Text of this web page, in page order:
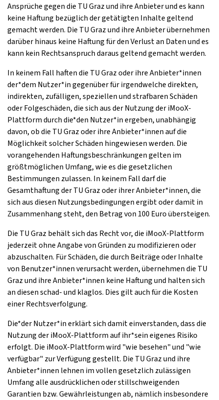
Ansprüche gegen die TU Graz und ihre Anbieter und es kann
keine Haftung bezüglich der getätigten Inhalte geltend
gemacht werden. Die TU Graz und ihre Anbieter übernehmen
darüber hinaus keine Haftung für den Verlust an Daten und es
kann kein Rechtsanspruch daraus geltend gemacht werden.
In keinem Fall haften die TU Graz oder ihre Anbieter*innen
der*dem Nutzer*in gegenüber für irgendwelche direkten,
indirekten, zufälligen, speziellen und strafbaren Schäden
oder Folgeschäden, die sich aus der Nutzung der iMooX-
Plattform durch die*den Nutzer*in ergeben, unabhängig
davon, ob die TU Graz oder ihre Anbieter*innen auf die
Möglichkeit solcher Schäden hingewiesen werden. Die
vorangehenden Haftungsbeschränkungen gelten im
größtmöglichen Umfang, wie es die gesetzlichen
Bestimmungen zulassen. In keinem Fall darf die
Gesamthaftung der TU Graz oder ihrer Anbieter*innen, die
sich aus diesen Nutzungsbedingungen ergibt oder damit in
Zusammenhang steht, den Betrag von 100 Euro übersteigen.
Die TU Graz behält sich das Recht vor, die iMooX-Plattform
jederzeit ohne Angabe von Gründen zu modifizieren oder
abzuschalten. Für Schäden, die durch Beiträge oder Inhalte
von Benutzer*innen verursacht werden, übernehmen die TU
Graz und ihre Anbieter*innen keine Haftung und halten sich
an diesen schad- und klaglos. Dies gilt auch für die Kosten
einer Rechtsverfolgung.
Die*der Nutzer*in erklärt sich damit einverstanden, dass die
Nutzung der iMooX-Plattform auf ihr*sein eigenes Risiko
erfolgt. Die iMooX-Plattform wird "wie besehen" und "wie
verfügbar" zur Verfügung gestellt. Die TU Graz und ihre
Anbieter*innen lehnen im vollen gesetzlich zulässigen
Umfang alle ausdrücklichen oder stillschweigenden
Garantien bzw. Gewährleistungen ab, nämlich insbesondere